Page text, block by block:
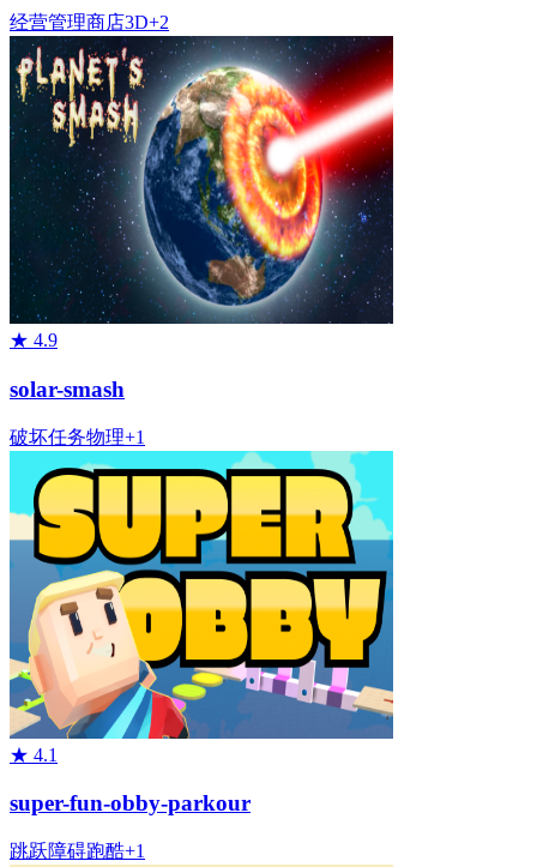
经营管理商店3D+2
★ 4.9
solar-smash
破坏任务物理+1
★ 4.1
super-fun-obby-parkour
跳跃障碍跑酷+1